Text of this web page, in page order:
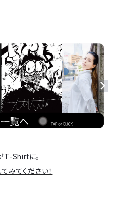
T-Shirtに。
みてください！